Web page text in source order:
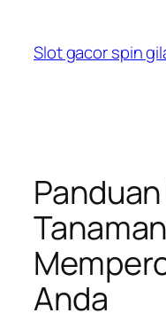
content
Slot gacor spin
Anda